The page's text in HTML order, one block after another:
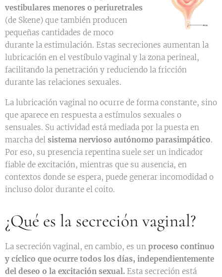
vestibulares menores o periuretrales
(de Skene) que también producen
pequeñas cantidades de moco
durante la estimulación. Estas secreciones aumentan la
lubricación en el vestíbulo vaginal y la zona perineal,
facilitando la penetración y reduciendo la fricción
durante las relaciones sexuales.
La lubricación vaginal no ocurre de forma constante, sino
que aparece en respuesta a estímulos sexuales o
sensuales. Su actividad está mediada por la puesta en
marcha del sistema nervioso autónomo parasimpático.
Por eso, su presencia repentina suele ser un indicador
fiable de excitación, mientras que su ausencia, en
contextos donde se espera, puede generar incomodidad o
incluso dolor durante el coito.
¿Qué es la secreción vaginal?
La secreción vaginal, en cambio, es un proceso continuo
y cíclico que ocurre todos los días, independientemente
del deseo o la excitación sexual. Esta secreción está